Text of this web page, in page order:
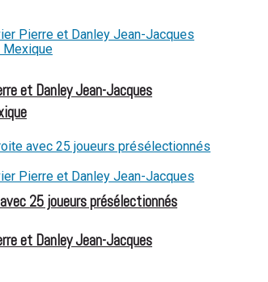
et Danley Jean-Jacques
et Danley Jean-Jacques
25 joueurs présélectionnés